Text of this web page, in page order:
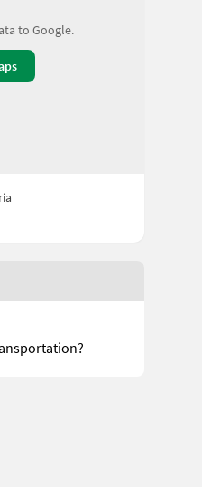
to Google.